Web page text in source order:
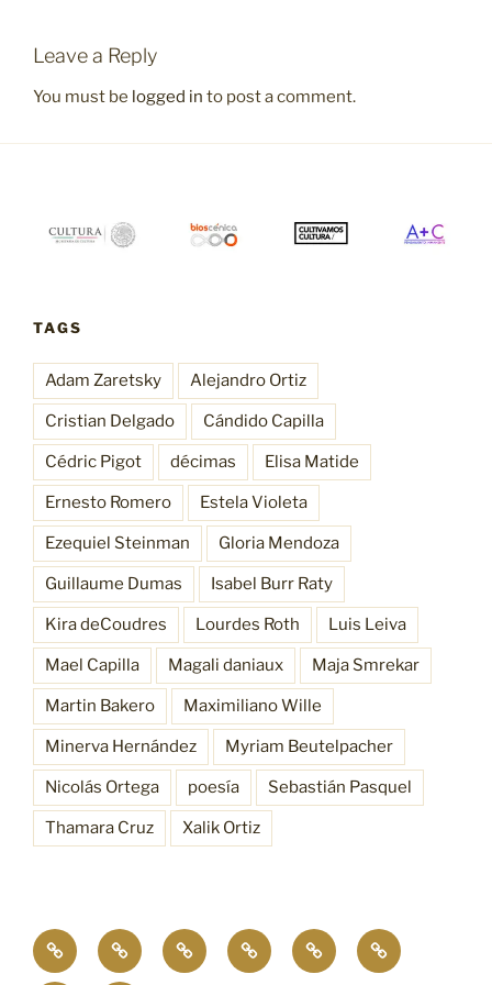
Leave a Reply
You must be logged in to post a comment.
TAGS
Adam Zaretsky Alejandro Ortiz
Cristian Delgado Cándido Capilla
Cédric Pigot décimas Elisa Matide
Ernesto Romero Estela Violeta
Ezequiel Steinman Gloria Mendoza
Guillaume Dumas Isabel Burr Raty
Kira deCoudres Lourdes Roth Luis Leiva
Mael Capilla Magali daniaux Maja Smrekar
Martin Bakero Maximiliano Wille
Minerva Hernández Myriam Beutelpacher
Nicolás Ortega poesía Sebastián Pasquel
Thamara Cruz Xalik Ortiz
Empatía
4.0
¿Quiénes
somos?
AntecedentesProcesosFuncionesResonancia